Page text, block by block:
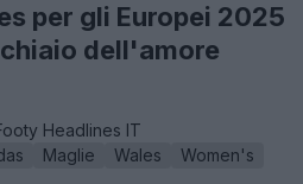
per gli Europei 2025
dell'amore
Headlines IT
Maglie Wales
Women's